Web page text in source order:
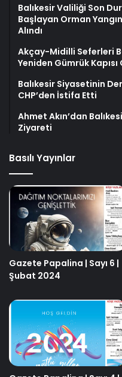
Balıkesir Valiliği Son
Başlayan Orman
Alındı
Akçay-Midilli Seferleri
Yeniden Gümrük Kapısı
Balıkesir Siyasetinin
CHP’den İstifa Etti
Ahmet Akın’dan
Ziyareti
Basılı Yayınlar
Gazete Papalina | Sayı 6 |
Şubat 2024